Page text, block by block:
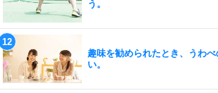
う。
趣味を勧められたとき、うわ
い。